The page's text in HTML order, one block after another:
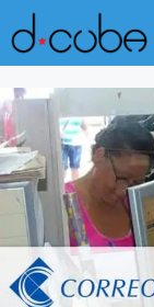
Skip
to
content